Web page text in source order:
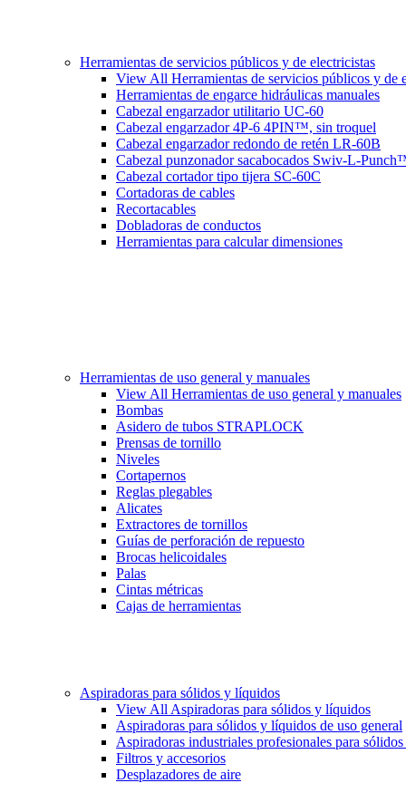
Herramientas de servicios públicos y de electricistas
View All Herramientas de servicios públicos y de
Herramientas de engarce hidráulicas manuales
Cabezal engarzador utilitario UC-60
Cabezal engarzador 4P-6 4PIN™, sin troquel
Cabezal engarzador redondo de retén LR-60B
Cabezal punzonador sacabocados Swiv-L-
Cabezal cortador tipo tijera SC-60C
Cortadoras de cables
Recortacables
Dobladoras de conductos
Herramientas para calcular dimensiones
Herramientas de uso general y manuales
View All Herramientas de uso general y manuales
Bombas
Asidero de tubos STRAPLOCK
Prensas de tornillo
Niveles
Cortapernos
Reglas plegables
Alicates
Extractores de tornillos
Guías de perforación de repuesto
Brocas helicoidales
Palas
Cintas métricas
Cajas de herramientas
Aspiradoras para sólidos y líquidos
View All Aspiradoras para sólidos y líquidos
Aspiradoras para sólidos y líquidos de uso general
Aspiradoras industriales profesionales para
Filtros y accesorios
Desplazadores de aire